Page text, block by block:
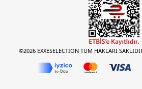
©2026 EXXESELECTION TÜM HAKLARI